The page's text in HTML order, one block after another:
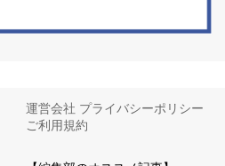
運営会社 プライバシーポリシー
ご利用規約